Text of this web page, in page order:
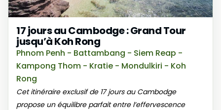
17 jours au Cambodge : Grand Tour
jusqu’à Koh Rong
Phnom Penh - Battambang - Siem Reap -
Kampong Thom - Kratie - Mondulkiri - Koh
Rong
Cet itinéraire exclusif de 17 jours au Cambodge
propose un équilibre parfait entre l’effervescence